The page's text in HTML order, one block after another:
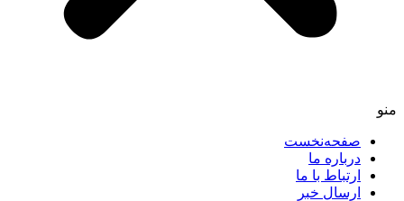
صفحه‌نخست
درباره ما
ارتباط با ما
ارسال خبر